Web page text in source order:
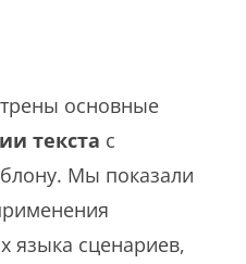
основные
текста с
Мы показали
языка сценариев,